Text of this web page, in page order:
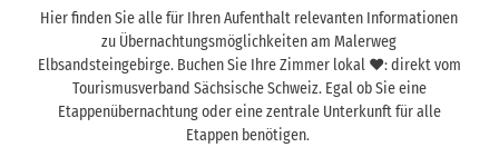
Hier finden Sie alle für Ihren Aufenthalt relevanten Informationen
zu Übernachtungsmöglichkeiten am Malerweg
Elbsandsteingebirge. Buchen Sie Ihre Zimmer lokal ❤️: direkt vom
Tourismusverband Sächsische Schweiz. Egal ob Sie eine
Etappenübernachtung oder eine zentrale Unterkunft für alle
Etappen benötigen.